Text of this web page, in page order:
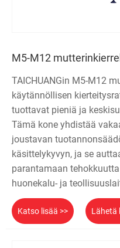
M5-M12
TAICHUANGin M5-M12
käytännöllisen
tuottavat pieniä ja
Tämä kone yhdistää
joustavan
käsittelykyvyn, ja se
parantamaan
huonekalu- ja
Katso lisää >> Lähetä